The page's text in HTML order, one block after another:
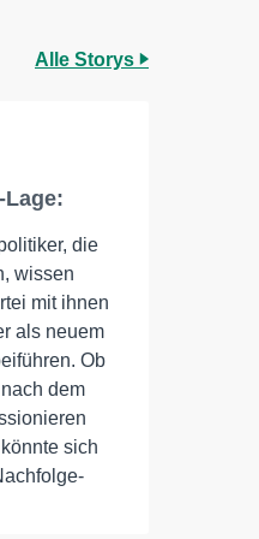
Alle Storys
Lage:
die
wissen
mit ihnen
als neuem
Ob
dem
sich